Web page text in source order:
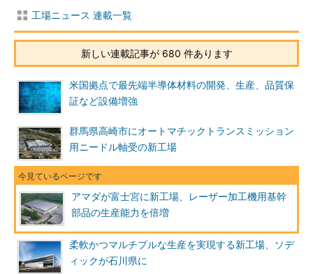
工場ニュース 連載一覧
新しい連載記事が 680 件あります
米国拠点で最先端半導体材料の開発、生産、品質保
証など設備増強
群馬県高崎市にオートマチックトランスミッション
用ニードル軸受の新工場
アマダが富士宮に新工場、レーザー加工機用基幹
部品の生産能力を倍増
柔軟かつマルチプルな生産を実現する新工場、ソデ
ィックが石川県に